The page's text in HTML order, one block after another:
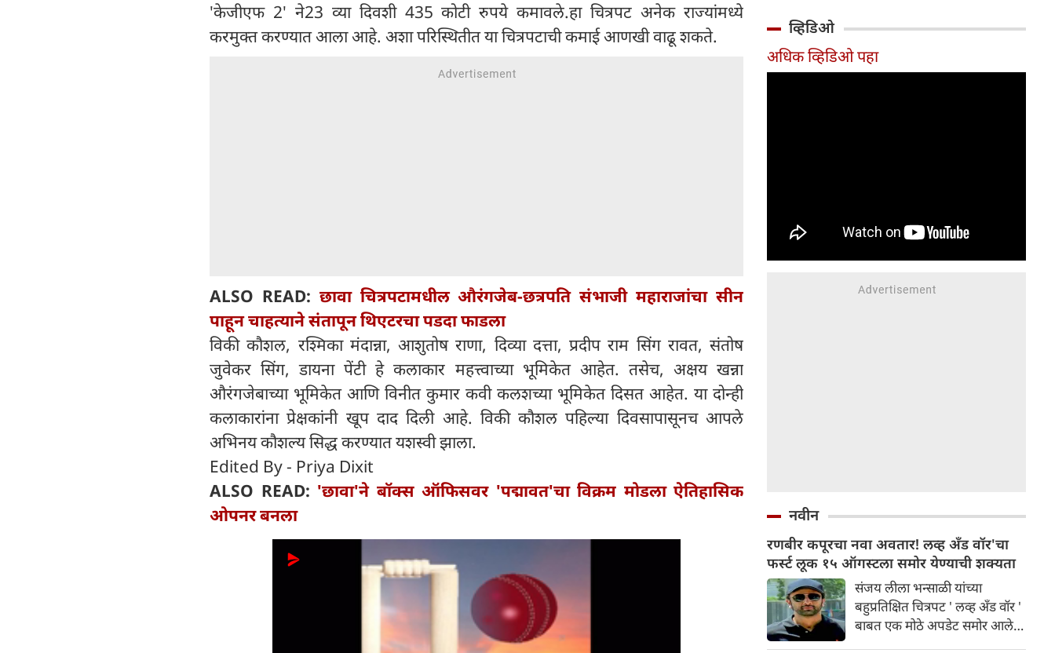
'केजीएफ 2' ने23 व्या दिवशी 435 कोटी रुपये कमावले.हा चित्रपट अनेक राज्यांमध्ये
करमुक्त करण्यात आला आहे. अशा परिस्थितीत या चित्रपटाची कमाई आणखी वाढू शकते.
ALSO READ: छावा चित्रपटामधील औरंगजेब-छत्रपति संभाजी महाराजांचा सीन
पाहून चाहत्याने संतापून थिएटरचा पडदा फाडला
विकी कौशल, रश्मिका मंदान्ना, आशुतोष राणा, दिव्या दत्ता, प्रदीप राम सिंग रावत, संतोष
जुवेकर सिंग, डायना पेंटी हे कलाकार महत्त्वाच्या भूमिकेत आहेत. तसेच, अक्षय खन्ना
औरंगजेबाच्या भूमिकेत आणि विनीत कुमार कवी कलशच्या भूमिकेत दिसत आहेत. या दोन्ही
कलाकारांना प्रेक्षकांनी खूप दाद दिली आहे. विकी कौशल पहिल्या दिवसापासूनच आपले
अभिनय कौशल्य सिद्ध करण्यात यशस्वी झाला.
Edited By - Priya Dixit
ALSO READ: 'छावा'ने बॉक्स ऑफिसवर 'पद्मावत'चा विक्रम मोडला ऐतिहासिक
ओपनर बनला
की अभिनेता एकाच वेळी बिर्याणी
खात होता आणि केसांवर उपचार
सलमानला जेवताना आरशात स्वतःला
व्हिडिओ
अधिक व्हिडिओ पहा
नवीन
रणबीर कपूरचा नवा अवतार! लव्ह अँड वॉर'चा
फर्स्ट लूक १५ ऑगस्टला समोर येण्याची शक्यता
संजय लीला भन्साळी यांच्या
बहुप्रतिक्षित चित्रपट ' लव्ह अँड वॉर '
बाबत एक मोठे अपडेट समोर आले